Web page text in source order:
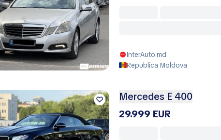
InterAuto.md
Republica Moldova
Mercedes E 400
29.999 EUR